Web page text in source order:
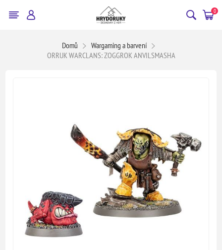
0
Domů
Wargaming a barvení
ORRUK WARCLANS: ZOGGROK ANVILSMASHA